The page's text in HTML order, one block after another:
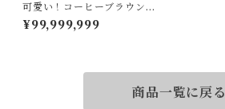
可愛い！コーヒーブラウンで
す！ダイヤルース
¥99,999,999
商品一覧に戻る